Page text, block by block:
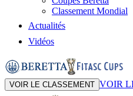
Classement Mondial
Actualités
Vidéos
VOIR LE CLASSEMENT VOIR